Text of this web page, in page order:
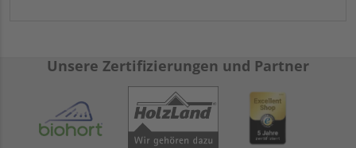
Unsere Zertifizierungen und Partner